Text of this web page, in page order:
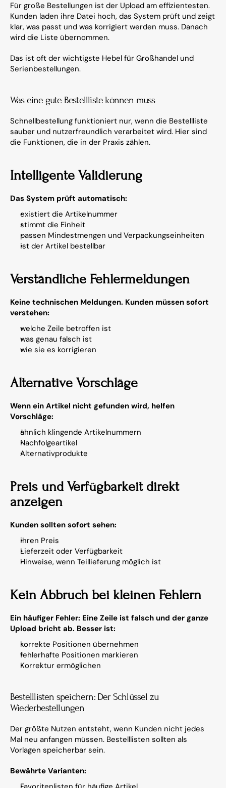
Für große Bestellungen ist der Upload am effizientesten.
Kunden laden ihre Datei hoch, das System prüft und zeigt
klar, was passt und was korrigiert werden muss. Danach
wird die Liste übernommen.
Das ist oft der wichtigste Hebel für Großhandel und
Serienbestellungen.
Was eine gute Bestellliste können muss
Schnellbestellung funktioniert nur, wenn die Bestellliste
sauber und nutzerfreundlich verarbeitet wird. Hier sind
die Funktionen, die in der Praxis zählen.
Intelligente Validierung
Das System prüft automatisch:
existiert die Artikelnummer
stimmt die Einheit
passen Mindestmengen und Verpackungseinheiten
ist der Artikel bestellbar
Verständliche Fehlermeldungen
Keine technischen Meldungen. Kunden müssen sofort
verstehen:
welche Zeile betroffen ist
was genau falsch ist
wie sie es korrigieren
Alternative Vorschläge
Wenn ein Artikel nicht gefunden wird, helfen
Vorschläge:
ähnlich klingende Artikelnummern
Nachfolgeartikel
Alternativprodukte
Preis und Verfügbarkeit direkt
anzeigen
Kunden sollten sofort sehen:
ihren Preis
Lieferzeit oder Verfügbarkeit
Hinweise, wenn Teillieferung möglich ist
Kein Abbruch bei kleinen Fehlern
Ein häufiger Fehler: Eine Zeile ist falsch und der ganze
Upload bricht ab. Besser ist:
korrekte Positionen übernehmen
fehlerhafte Positionen markieren
Korrektur ermöglichen
Bestelllisten speichern: Der Schlüssel zu
Wiederbestellungen
Der größte Nutzen entsteht, wenn Kunden nicht jedes
Mal neu anfangen müssen. Bestelllisten sollten als
Vorlagen speicherbar sein.
Bewährte Varianten: